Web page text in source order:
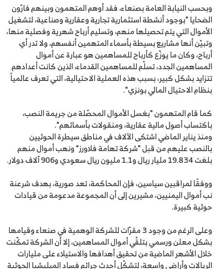
وبحسب النيابة العامة بصنعاء، فقد أوهم المتهمون وبينهم فارّون
الضحايا "بوجود أنشطة استثمارية تجارية وعقارية وصناعية، لتشغيل
الأموال التي يتم تحصيلها منهم، وتسليم أرباح شهرية وفصلية منها،
وتبيّن أنها مشاريع بسيطة بأسماء المتهمين أنفسهم، ولا تدر أي
أرباح، وكان ما يوزّع كأرباح للمساهمين هو عبارة عن أموال
المساهمين الجدد، تسلّم للمساهمين القدماء، الذين كانت أعدادهم
تتزايد بشكل كبير، بسبب هذه العملية الاحتيالية، التي تعرف عالمياً
بنظام الاحتيال المالي بونزي".
كما قام المتهمون "بغسل الأموال المحصّلة من جريمة النصب،
باكتساب أصول مالية عقارية، ومنقولات بأسمائهم".
ومنذ يناير الماضي اشتكى الآلاف في مناطق سيطرة الحوثيين
بالنصب عليهم من قبل "شركة تهامة فلاورز" ونهب أموال منهم
بلغت 19.834 مليار ريال و1.1 مليون ريال سعودي و906 آلاف دولار.
ووفقًا لمراقبين سياسين، فإن المحاكمة، تعد صورية، بهدف شرعنة
نب أموال اليمنيين، مشيرين إلى أن المجموعة مدعومة من قيادات
حوثية كبيرة.
وعلى الرغم من وجود 3 مقرّات للشركة الوهمية في صنعاء وقيامها
بشكل معلن ورسمي بتلقّي أموال المساهمين، إلا أن الشركة تمكّنت
خلال الأشهر الماضية من تحقيق أهدافها والاستيلاء على مليارات
الريالات وأراضي واسعة، لتشكّل أحدث جرائم فساد الميليشيا الحوثية